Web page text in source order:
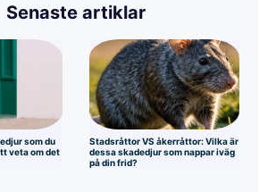
Senaste artiklar
som du
veta om det
Stadsråttor VS åkerråttor: Vilka är
dessa skadedjur som nappar iväg
på din frid?